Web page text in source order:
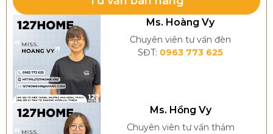
Ms. Hoàng Vy
Chuyên viên tư vấn đèn
SĐT: 0963 773 625
Ms. Hồng Vy
Chuyên viên tư vấn thảm
Ngày nay, đèn chùm cổ điển không còn là đặc quyền
của giới quý tộc. Chúng đã trở thành giải pháp trang
trí nội thất cao cấp, phù hợp với các gia đình muốn
tôn vinh phong cách sống tinh tế, đồng thời biến mỗi
không gian trở nên ấm áp, hài hòa và đẳng cấp hơn.